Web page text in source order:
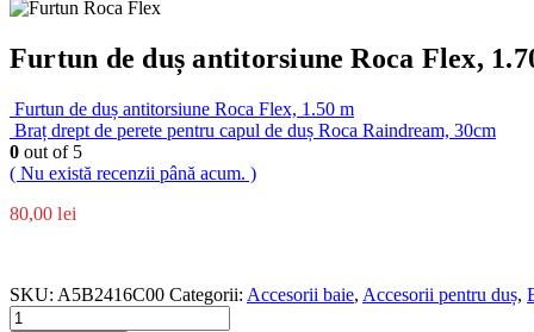
Furtun de duș antitorsiune Roca Flex,
Furtun de duș antitorsiune Roca Flex, 1.50 m
Braț drept de perete pentru capul de duș Roca Raindream, 30cm
0 out of 5
( Nu există recenzii până acum. )
80,00lei
SKU: A5B2416C00 Categorii: Accesorii baie, Accesorii pentru duș,